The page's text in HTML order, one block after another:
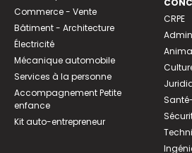
l’université.
Une fois admis, tu accèdes
2eannée de pharma
🤝 Le tutorat : un coup
pour réussir !
Bonne nouvelle : les
Commerce - Vente
Bâtiment - Architecture
Électricité
Mécanique automobile
Services à la personne
Accompagnement Petite
enfance
Kit auto-entrepreneur
CRPE